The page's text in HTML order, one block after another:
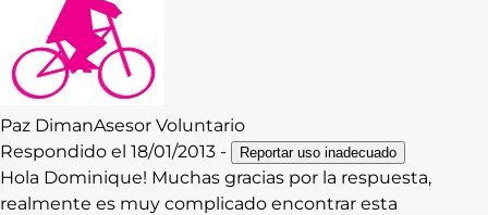
Contacto
Iniciar Sesión
Paz DimanAsesor Voluntario
Respondido el 18/01/2013 - Reportar uso inadecuado
Hola Dominique! Muchas gracias por la respuesta,
realmente es muy complicado encontrar esta